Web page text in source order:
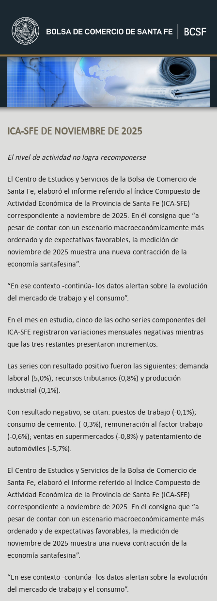
ICA-SFE DE NOVIEMBRE DE 2025
El nivel de actividad no logra recomponerse
El Centro de Estudios y Servicios de la Bolsa de Comercio de
Santa Fe, elaboró el informe referido al índice Compuesto de
Actividad Económica de la Provincia de Santa Fe (ICA-SFE)
correspondiente a noviembre de 2025. En él consigna que “a
pesar de contar con un escenario macroeconómicamente más
ordenado y de expectativas favorables, la medición de
noviembre de 2025 muestra una nueva contracción de la
economía santafesina”.
“En ese contexto -continúa- los datos alertan sobre la evolución
del mercado de trabajo y el consumo”.
En el mes en estudio, cinco de las ocho series componentes del
ICA-SFE registraron variaciones mensuales negativas mientras
que las tres restantes presentaron incrementos.
Las series con resultado positivo fueron las siguientes: demanda
laboral (5,0%); recursos tributarios (0,8%) y producción
industrial (0,1%).
Con resultado negativo, se citan: puestos de trabajo (-0,1%);
consumo de cemento: (-0,3%); remuneración al factor trabajo
(-0,6%); ventas en supermercados (-0,8%) y patentamiento de
automóviles (-5,7%).
El Centro de Estudios y Servicios de la Bolsa de Comercio de
Santa Fe, elaboró el informe referido al índice Compuesto de
Actividad Económica de la Provincia de Santa Fe (ICA-SFE)
correspondiente a noviembre de 2025. En él consigna que “a
pesar de contar con un escenario macroeconómicamente más
ordenado y de expectativas favorables, la medición de
noviembre de 2025 muestra una nueva contracción de la
economía santafesina”.
“En ese contexto -continúa- los datos alertan sobre la evolución
del mercado de trabajo y el consumo”.